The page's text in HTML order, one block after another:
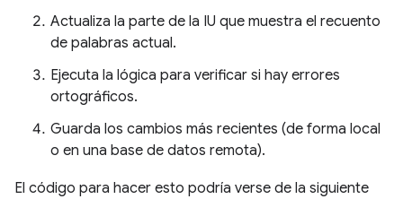
Actualiza la parte de la IU que muestra el recuento
de palabras actual.
Ejecuta la lógica para verificar si hay errores
ortográficos.
Guarda los cambios más recientes (de forma local
o en una base de datos remota).
El código para hacer esto podría verse de la siguiente